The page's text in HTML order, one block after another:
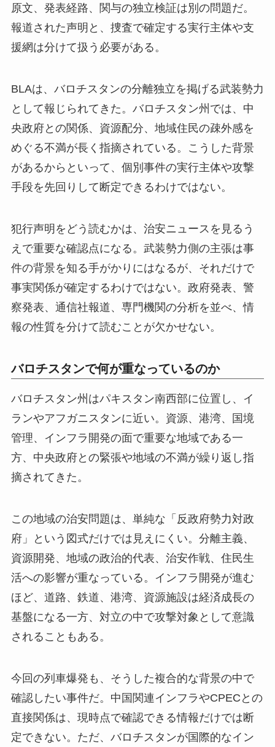
原文、発表経路、関与の独立検証は別の問題だ。
報道された声明と、捜査で確定する実行主体や支
援網は分けて扱う必要がある。
BLAは、バロチスタンの分離独立を掲げる武装勢力
として報じられてきた。バロチスタン州では、中
央政府との関係、資源配分、地域住民の疎外感を
めぐる不満が長く指摘されている。こうした背景
があるからといって、個別事件の実行主体や攻撃
手段を先回りして断定できるわけではない。
犯行声明をどう読むかは、治安ニュースを見るう
えで重要な確認点になる。武装勢力側の主張は事
件の背景を知る手がかりにはなるが、それだけで
事実関係が確定するわけではない。政府発表、警
察発表、通信社報道、専門機関の分析を並べ、情
報の性質を分けて読むことが欠かせない。
バロチスタンで何が重なっているのか
バロチスタン州はパキスタン南西部に位置し、イ
ランやアフガニスタンに近い。資源、港湾、国境
管理、インフラ開発の面で重要な地域である一
方、中央政府との緊張や地域の不満が繰り返し指
摘されてきた。
この地域の治安問題は、単純な「反政府勢力対政
府」という図式だけでは見えにくい。分離主義、
資源開発、地域の政治的代表、治安作戦、住民生
活への影響が重なっている。インフラ開発が進む
ほど、道路、鉄道、港湾、資源施設は経済成長の
基盤になる一方、対立の中で攻撃対象として意識
されることもある。
今回の列車爆発も、そうした複合的な背景の中で
確認したい事件だ。中国関連インフラやCPECとの
直接関係は、現時点で確認できる情報だけでは断
定できない。ただ、バロチスタンが国際的なイン